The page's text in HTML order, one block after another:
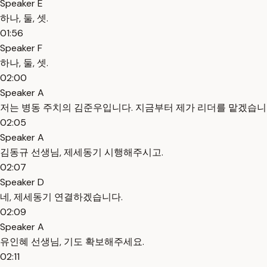
Speaker E
하나, 둘, 셋.
01:56
Speaker F
하나, 둘, 셋.
02:00
Speaker A
저는 병동 주치의 김준우입니다. 지금부터 제가 리더를 맡겠습
02:05
Speaker A
김동규 선생님, 제세동기 시행해주시고.
02:07
Speaker D
네, 제세동기 연결하겠습니다.
02:09
Speaker A
유인혜 선생님, 기도 확보해주세요.
02:11